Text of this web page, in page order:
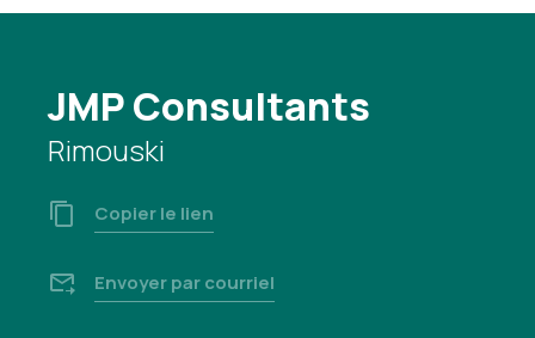
JMP Consultants
Rimouski
Copier le lien
Envoyer par courriel